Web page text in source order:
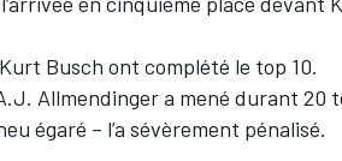
Kurt Busch ont complété le top 10.
Allmendingera mené durant 20
égaré – l’a sévèrement pénalisé.